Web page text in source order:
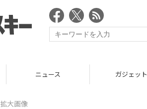
ニュース ガジェット
拡大画像